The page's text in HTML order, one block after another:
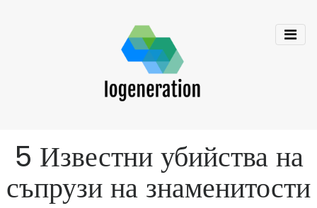
5 Известни убийства на
съпрузи на знаменитости